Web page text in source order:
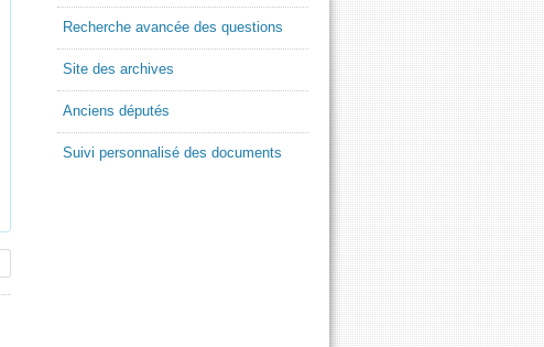
Recherche avancée des questions
Site des archives
Anciens députés
Suivi personnalisé des documents